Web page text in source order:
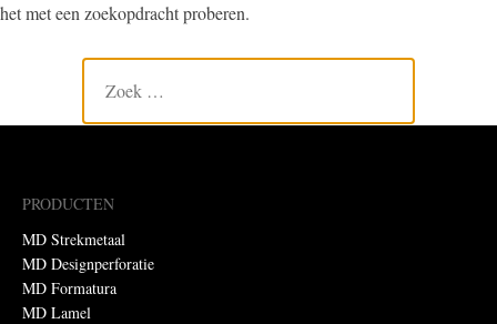
het met een zoekopdracht proberen.
PRODUCTEN
MD Strekmetaal
MD Designperforatie
MD Formatura
MD Lamel